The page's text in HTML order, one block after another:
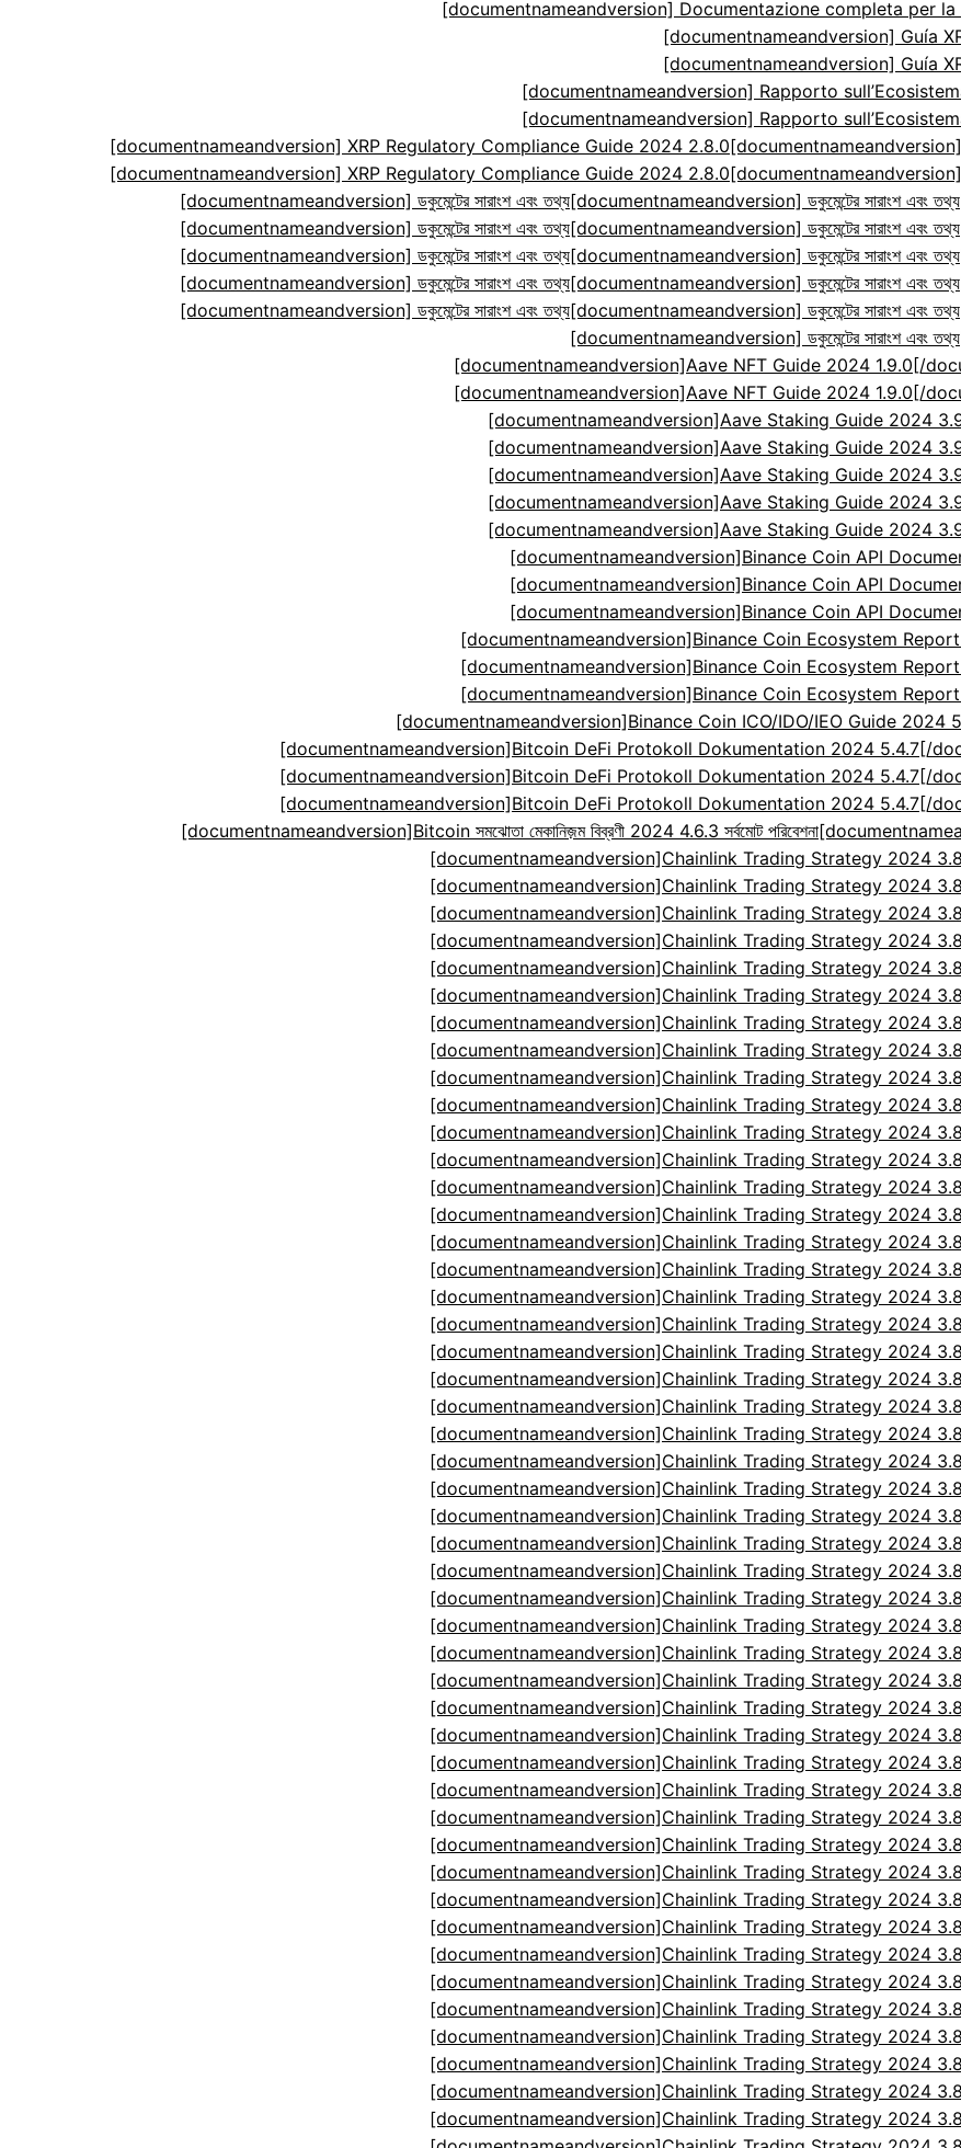
[documentnameandversion] Documentazione completa per
[documentnameandversion] Guía
[documentnameandversion] Guía
[documentnameandversion] Rapporto
[documentnameandversion] Rapporto
[documentnameandversion] XRP Regulatory Compliance Guide 2024 2.8.0
[documentnameandversion] XRP Regulatory Compliance Guide 2024 2.8.0
[documentnameandversion] ডকুমেন্টের সারাংশ এবং তথ্য[documentnameandversion] ডকুমেন্টের সারাংশ এবং তথ্য
[documentnameandversion] ডকুমেন্টের সারাংশ এবং তথ্য[documentnameandversion] ডকুমেন্টের সারাংশ এবং তথ্য
[documentnameandversion] ডকুমেন্টের সারাংশ এবং তথ্য[documentnameandversion] ডকুমেন্টের সারাংশ এবং তথ্য
[documentnameandversion] ডকুমেন্টের সারাংশ এবং তথ্য[documentnameandversion] ডকুমেন্টের সারাংশ এবং তথ্য
[documentnameandversion] ডকুমেন্টের সারাংশ এবং তথ্য[documentnameandversion] ডকুমেন্টের সারাংশ এবং তথ্য
[documentnameandversion] ডকুমেন্টের সারাংশ এবং তথ্য
[documentnameandversion]Aave NFT Guide 2024 1.9.0[/
[documentnameandversion]Aave NFT Guide 2024 1.9.0[/
[documentnameandversion]Aave Staking Guide 2024
[documentnameandversion]Aave Staking Guide 2024
[documentnameandversion]Aave Staking Guide 2024
[documentnameandversion]Aave Staking Guide 2024
[documentnameandversion]Aave Staking Guide 2024
[documentnameandversion]Binance Coin API
[documentnameandversion]Binance Coin API
[documentnameandversion]Binance Coin API
[documentnameandversion]Binance Coin Ecosystem
[documentnameandversion]Binance Coin Ecosystem
[documentnameandversion]Binance Coin Ecosystem
[documentnameandversion]Binance Coin ICO/IDO/IEO Guide 2024
[documentnameandversion]Bitcoin DeFi Protokoll Dokumentation 2024 5.4.7[/
[documentnameandversion]Bitcoin DeFi Protokoll Dokumentation 2024 5.4.7[/
[documentnameandversion]Bitcoin DeFi Protokoll Dokumentation 2024 5.4.7[/
[documentnameandversion]Bitcoin সমঝোতা মেকানিজ়ম বিব্রণী 2024 4.6.3 সর্বমোট পরিবেশনা
[documentnameandversion]Chainlink Trading Strategy 2024
[documentnameandversion]Chainlink Trading Strategy 2024
[documentnameandversion]Chainlink Trading Strategy 2024
[documentnameandversion]Chainlink Trading Strategy 2024
[documentnameandversion]Chainlink Trading Strategy 2024
[documentnameandversion]Chainlink Trading Strategy 2024
[documentnameandversion]Chainlink Trading Strategy 2024
[documentnameandversion]Chainlink Trading Strategy 2024
[documentnameandversion]Chainlink Trading Strategy 2024
[documentnameandversion]Chainlink Trading Strategy 2024
[documentnameandversion]Chainlink Trading Strategy 2024
[documentnameandversion]Chainlink Trading Strategy 2024
[documentnameandversion]Chainlink Trading Strategy 2024
[documentnameandversion]Chainlink Trading Strategy 2024
[documentnameandversion]Chainlink Trading Strategy 2024
[documentnameandversion]Chainlink Trading Strategy 2024
[documentnameandversion]Chainlink Trading Strategy 2024
[documentnameandversion]Chainlink Trading Strategy 2024
[documentnameandversion]Chainlink Trading Strategy 2024
[documentnameandversion]Chainlink Trading Strategy 2024
[documentnameandversion]Chainlink Trading Strategy 2024
[documentnameandversion]Chainlink Trading Strategy 2024
[documentnameandversion]Chainlink Trading Strategy 2024
[documentnameandversion]Chainlink Trading Strategy 2024
[documentnameandversion]Chainlink Trading Strategy 2024
[documentnameandversion]Chainlink Trading Strategy 2024
[documentnameandversion]Chainlink Trading Strategy 2024
[documentnameandversion]Chainlink Trading Strategy 2024
[documentnameandversion]Chainlink Trading Strategy 2024
[documentnameandversion]Chainlink Trading Strategy 2024
[documentnameandversion]Chainlink Trading Strategy 2024
[documentnameandversion]Chainlink Trading Strategy 2024
[documentnameandversion]Chainlink Trading Strategy 2024
[documentnameandversion]Chainlink Trading Strategy 2024
[documentnameandversion]Chainlink Trading Strategy 2024
[documentnameandversion]Chainlink Trading Strategy 2024
[documentnameandversion]Chainlink Trading Strategy 2024
[documentnameandversion]Chainlink Trading Strategy 2024
[documentnameandversion]Chainlink Trading Strategy 2024
[documentnameandversion]Chainlink Trading Strategy 2024
[documentnameandversion]Chainlink Trading Strategy 2024
[documentnameandversion]Chainlink Trading Strategy 2024
[documentnameandversion]Chainlink Trading Strategy 2024
[documentnameandversion]Chainlink Trading Strategy 2024
[documentnameandversion]Chainlink Trading Strategy 2024
[documentnameandversion]Chainlink Trading Strategy 2024
[documentnameandversion]Chainlink Trading Strategy 2024